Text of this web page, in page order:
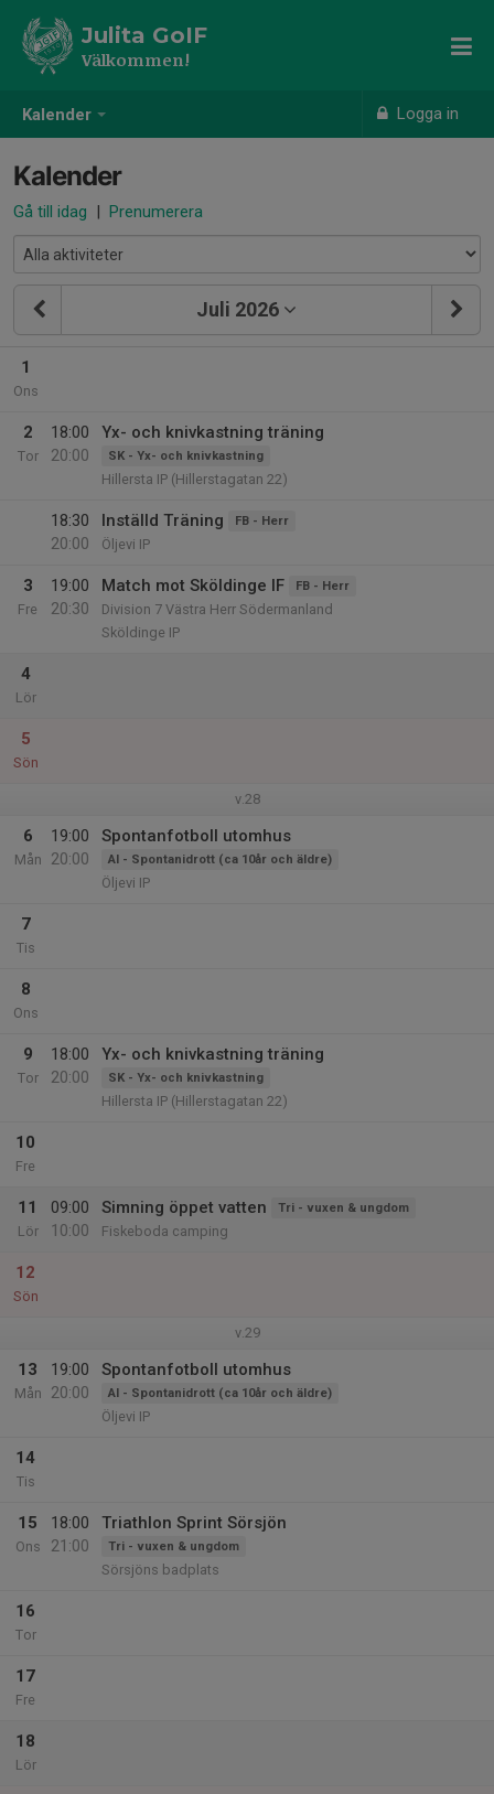
Kalender Logga in
Julita GoIF
Välkommen!
Kalender
Gå till idag | Prenumerera
Juli 2026
1
Ons
2
Tor
18:00
20:00
Yx- och knivkastning träning
SK - Yx- och knivkastning
Hillersta IP (Hillerstagatan 22)
18:30
20:00
Inställd Träning FB - Herr
Öljevi IP
3
Fre
19:00
20:30
Match mot Sköldinge IF FB - Herr
Division 7 Västra Herr Södermanland
Sköldinge IP
4
Lör
5
Sön
v.28
6
Mån
19:00
20:00
Spontanfotboll utomhus
AI - Spontanidrott (ca 10år och äldre)
Öljevi IP
7
Tis
8
Ons
9
Tor
18:00
20:00
Yx- och knivkastning träning
SK - Yx- och knivkastning
Hillersta IP (Hillerstagatan 22)
10
Fre
11
Lör
09:00
10:00
Simning öppet vatten Tri - vuxen & ungdom
Fiskeboda camping
12
Sön
v.29
13
Mån
19:00
20:00
Spontanfotboll utomhus
AI - Spontanidrott (ca 10år och äldre)
Öljevi IP
14
Tis
15
Ons
18:00
21:00
Triathlon Sprint Sörsjön
Tri - vuxen & ungdom
Sörsjöns badplats
16
Tor
17
Fre
18
Lör